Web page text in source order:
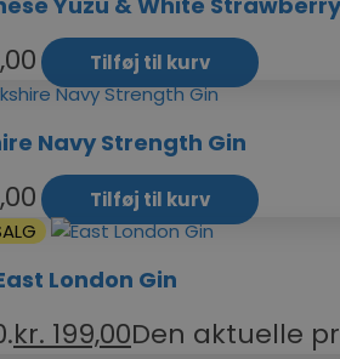
Tilføj til kurv
Navy Strength Gin
Tilføj til kurv
London Gin
kr. 199,00Den aktuelle